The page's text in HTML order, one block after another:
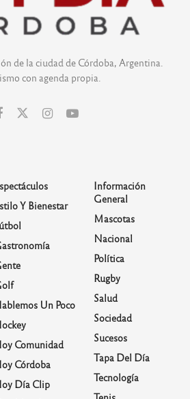
de la ciudad de Córdoba, Argentina.
con agenda propia.
Y Bienestar
Un Poco
Comunidad
Córdoba
Día Clip
Información
General
Mascotas
Nacional
Política
Rugby
Salud
Sociedad
Sucesos
Tapa Del Día
Tecnología